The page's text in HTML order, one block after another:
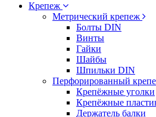
Крепеж
Метрический крепеж
Болты DIN
Винты
Гайки
Шайбы
Шпильки DIN
Перфорированный
Крепёжные уголки
Крепёжные
Держатель балки